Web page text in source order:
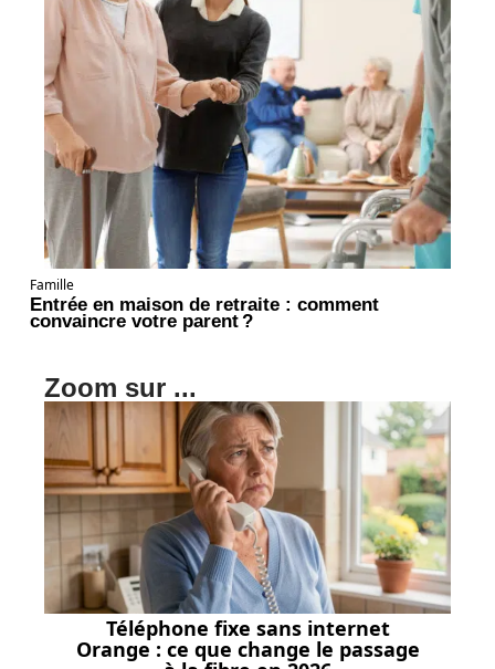
Famille
Entrée en maison de retraite : comment
convaincre votre parent ?
Zoom sur ...
Téléphone fixe sans internet
Orange : ce que change le passage